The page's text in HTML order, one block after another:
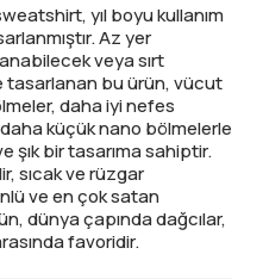
Pouch
Şapka
Şarjorlük
Sele Altı Çanta
yıl boyu kullanım
Az yer
veya sırt
tasarlanan bu ürün, vücut
daha iyi nefes
küçük nano bölmelerle
şık bir tasarıma sahiptir.
sıcak ve rüzgar
ve en çok satan
dünya çapında dağcılar,
favoridir.